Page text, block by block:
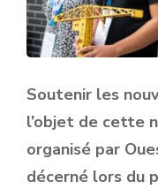
Soutenir les
l’objet de cette
organisé par
décerné lors du